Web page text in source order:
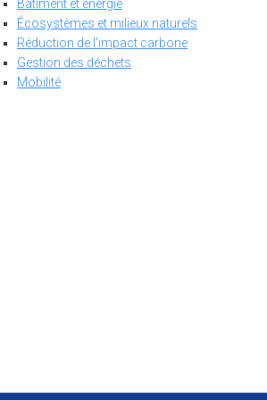
Bâtiment et énergie
Écosystèmes et milieux naturels
Réduction de l’impact carbone
Gestion des déchets
Mobilité